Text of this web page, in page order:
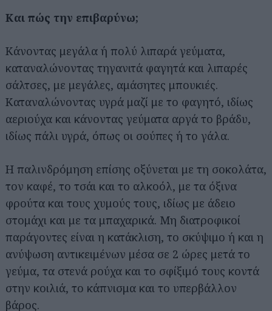
Και πώς την επιβαρύνω;
Κάνοντας μεγάλα ή πολύ λιπαρά γεύματα,
καταναλώνοντας τηγανιτά φαγητά και λιπαρές
σάλτσες, με μεγάλες, αμάσητες μπουκιές.
Καταναλώνοντας υγρά μαζί με το φαγητό, ιδίως
αεριούχα και κάνοντας γεύματα αργά το βράδυ,
ιδίως πάλι υγρά, όπως οι σούπες ή το γάλα.
Η παλινδρόμηση επίσης οξύνεται με τη σοκολάτα,
τον καφέ, το τσάι και το αλκοόλ, με τα όξινα
φρούτα και τους χυμούς τους, ιδίως με άδειο
στομάχι και με τα μπαχαρικά. Μη διατροφικοί
παράγοντες είναι η κατάκλιση, το σκύψιμο ή και η
ανύψωση αντικειμένων μέσα σε 2 ώρες μετά το
γεύμα, τα στενά ρούχα και το σφίξιμό τους κοντά
στην κοιλιά, το κάπνισμα και το υπερβάλλον
βάρος.